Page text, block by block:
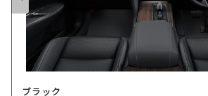
ブラック